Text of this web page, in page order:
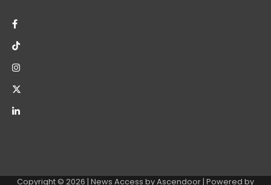
Copyright © 2026 | News Access byAscendoor| Powered by